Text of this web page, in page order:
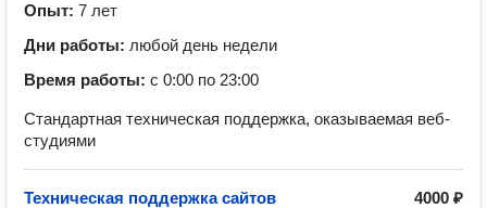
Опыт: 7 лет
Дни работы: любой день недели
Время работы: с 0:00 по 23:00
Стандартная техническая поддержка, оказываемая веб-
студиями
4000 ₽
Техническая поддержка сайтов